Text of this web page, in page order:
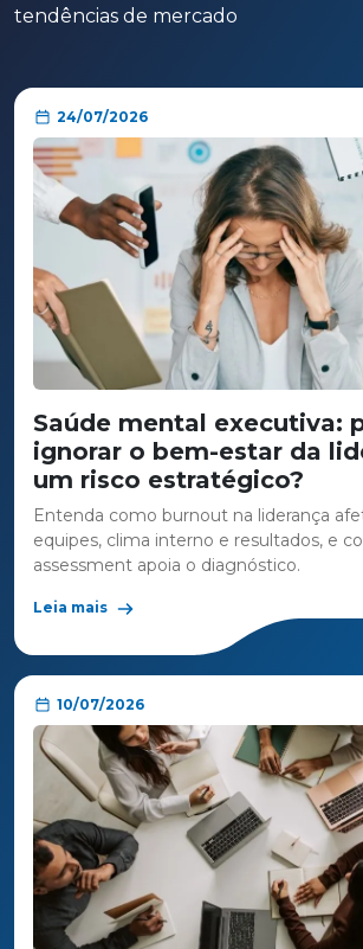
tendências de mercado
24/07/2026
Saúde mental executiva:
ignorar o bem-estar da
um risco estratégico?
Entenda como burnout na liderança
equipes, clima interno e resultados, e
assessment apoia o diagnóstico.
Leia mais
10/07/2026